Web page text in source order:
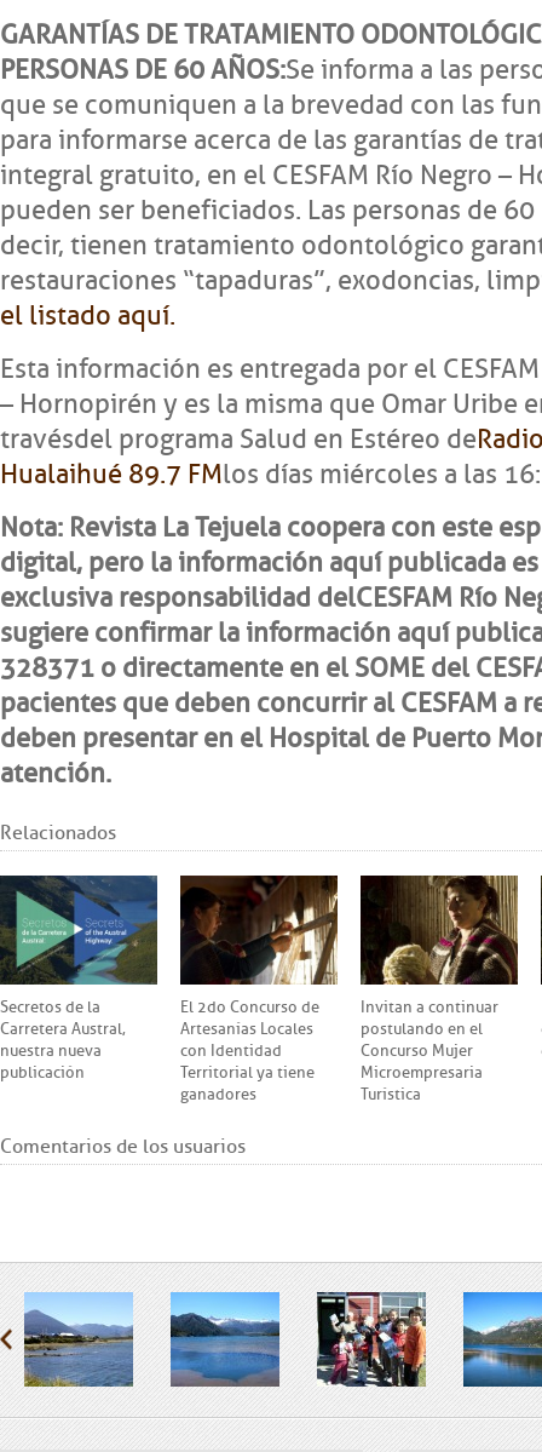
GARANTÍAS DE TRATAMIENTO
PERSONAS DE 60 AÑOS:Se informa a las
que se comuniquen a la brevedad con las
para informarse acerca de las garantías de
integral gratuito, en el CESFAM Río Negro –
pueden ser beneficiados. Las personas de 60
decir, tienen tratamiento odontológico
restauraciones “tapaduras”, exodoncias,
el listado aquí.
Esta información es entregada por el
– Hornopirén y es la misma que Omar Uribe
través del programa Salud en Estéreo de
Hualaihué 89.7 FMlos días miércoles a las
Nota: Revista La Tejuela coopera con este
digital, pero la información aquí publicada
exclusiva responsabilidad del CESFAM Río
sugiere confirmar la información aquí
328371 o directamente en el SOME del
pacientes que deben concurrir al CESFAM a
deben presentar en el Hospital de Puerto
atención.
Relacionados
Secretos de la
Carretera Austral,
nuestra nueva
publicación
El 2do Concurso de
Artesanías Locales
con Identidad
Territorial ya tiene
ganadores
Invitan a continuar
postulando en el
Concurso Mujer
Microempresaria
Turística
Comentarios de los usuarios